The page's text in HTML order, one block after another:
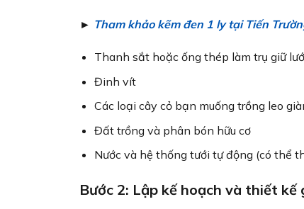
► Tham khảo kẽm đen 1 ly tại Tiến
Thanh sắt hoặc ống thép làm trụ giữ
Đinh vít
Các loại cây cỏ bạn muống trồng leo
Đất trồng và phân bón hữu cơ
Nước và hệ thống tưới tự động (có thể
Bước 2: Lập kế hoạch và thiết kế